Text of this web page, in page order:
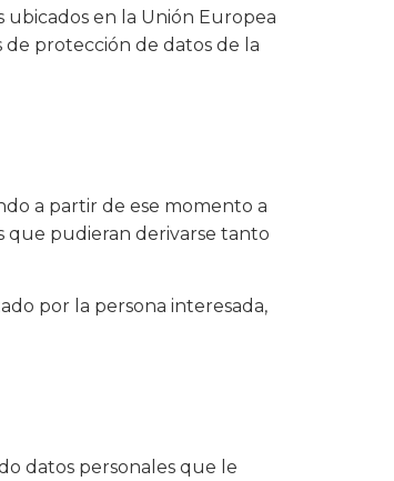
ubicados en la Unión Europea
protección de datos de la
a partir de ese momento a
que pudieran derivarse tanto
por la persona interesada,
datos personales que le